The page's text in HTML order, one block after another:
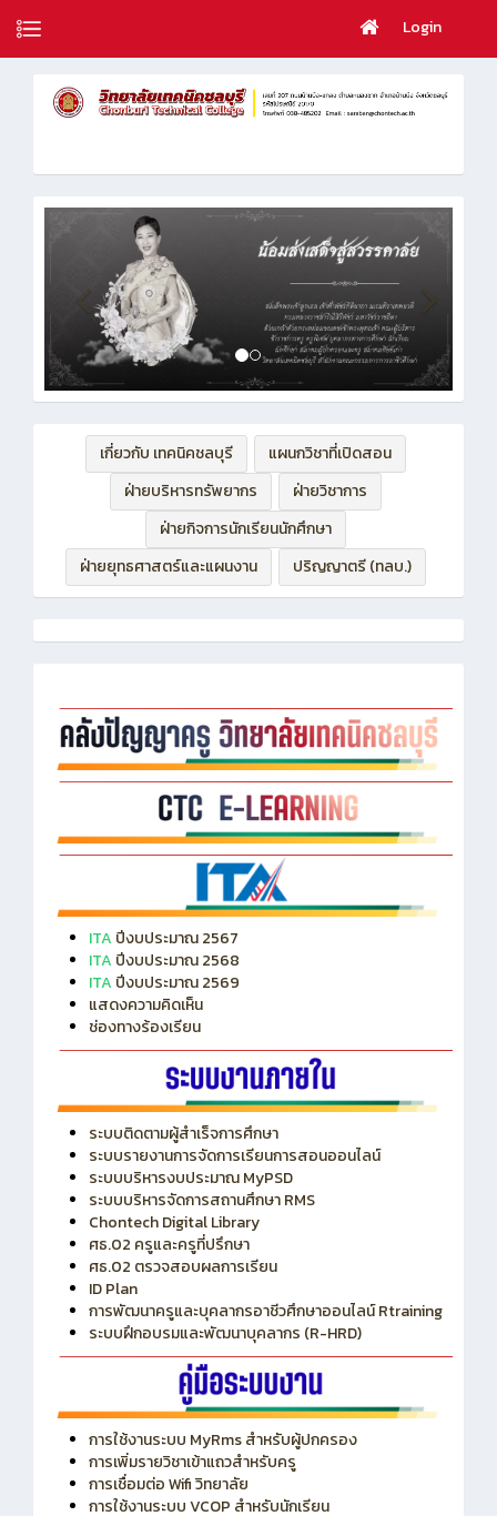
Login
เกี่ยวกับ เทคนิคชลบุรี
แผนกวิชาที่เปิดสอน
ฝ่ายบริหารทรัพยากร
ฝ่ายวิชาการ
ฝ่ายกิจการนักเรียนนักศึกษา
ฝ่ายยุทธศาสตร์และแผนงาน
ปริญญาตรี (ทลบ.)
ITA ปีงบประมาณ 2567
ITA ปีงบประมาณ 2568
ITAปีงบประมาณ 2569
แสดงความคิดเห็น
ช่องทางร้องเรียน
ระบบติดตามผู้สำเร็จการศึกษา
ระบบรายงานการจัดการเรียนการสอนออนไลน์
ระบบบริหารงบประมาณ MyPSD
ระบบบริหารจัดการสถานศึกษา RMS
Chontech Digital Library
ศธ.02 ครูและครูที่ปรึกษา
ศธ.02 ตรวจสอบผลการเรียน
ID Plan
การพัฒนาครูและบุคลากรอาชีวศึกษาออนไลน์ Rtraining
ระบบฝึกอบรมและพัฒนาบุคลากร (R-HRD)
การใช้งานระบบ MyRms สำหรับผู้ปกครอง
การเพิ่มรายวิชาเข้าแถวสำหรับครู